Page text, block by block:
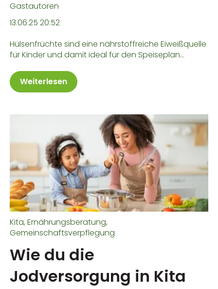
Gastautoren
13.06.25 20:52
Hülsenfrüchte sind eine nährstoffreiche Eiweißquelle
für Kinder und damit ideal für den Speiseplan...
Weiterlesen
Kita, Ernährungsberatung,
Gemeinschaftsverpflegung
Wie du die
Jodversorgung in Kita